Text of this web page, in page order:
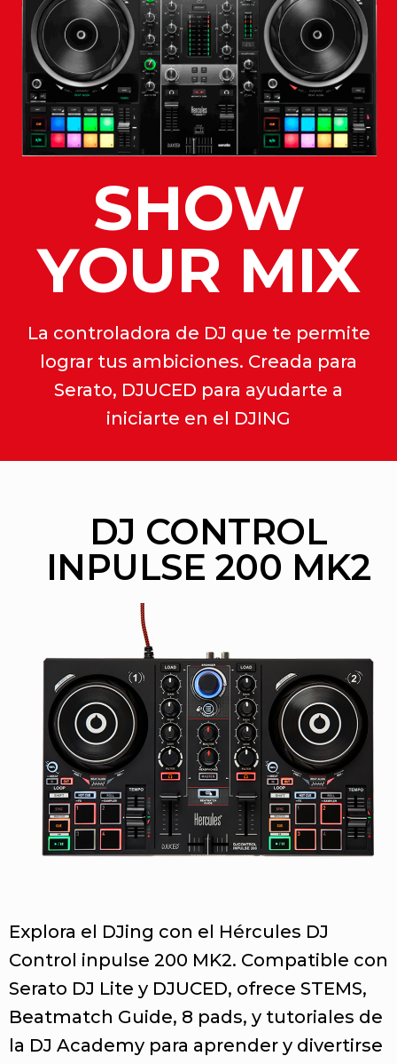
SHOW
YOUR MIX
La controladora de DJ que te permite
lograr tus ambiciones. Creada para
Serato, DJUCED para ayudarte a
iniciarte en el DJING
DJ CONTROL
INPULSE 200 MK2
Explora el DJing con el Hércules DJ
Control inpulse 200 MK2. Compatible con
Serato DJ Lite y DJUCED, ofrece STEMS,
Beatmatch Guide, 8 pads, y tutoriales de
la DJ Academy para aprender y divertirse